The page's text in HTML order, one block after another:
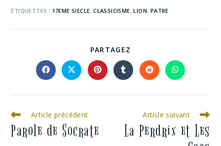
ÉTIQUETTES : 17EME SIECLE, CLASSICISME, LION, PATRE
PARTAGEZ
Article précédent
Parole de Socrate
Article suivant
La Perdrix et Les